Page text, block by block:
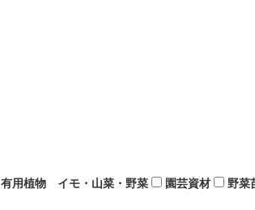
有用植物 イモ・山菜・野菜 園芸資材 野菜